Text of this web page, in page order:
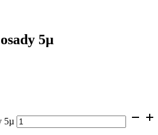
Jungbrunnen – seria
i outdoor
5µ
5µ